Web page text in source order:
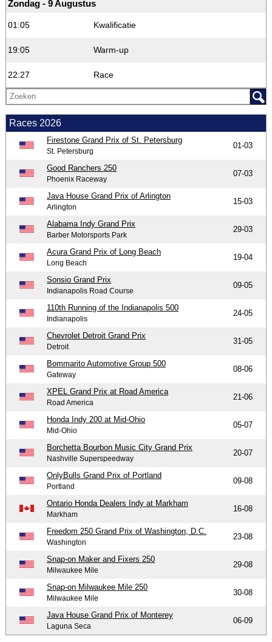
Zondag - 9 Augustus
01:05 Kwalificatie
19:05 Warm-up
22:27 Race
Races 2026
Firestone Grand Prix of St. Petersburg
St. Petersburg
01-03
Good Ranchers 250
Phoenix Raceway
07-03
Java House Grand Prix of Arlington
Arlington
15-03
Alabama Indy Grand Prix
Barber Motorsports Park
29-03
Acura Grand Prix of Long Beach
Long Beach
19-04
Sonsio Grand Prix
Indianapolis Road Course
09-05
110th Running of the Indianapolis 500
Indianapolis
24-05
Chevrolet Detroit Grand Prix
Detroit
31-05
Bommarito Automotive Group 500
Gateway
08-06
XPEL Grand Prix at Road America
Road America
21-06
Honda Indy 200 at Mid-Ohio
Mid-Ohio
05-07
Borchetta Bourbon Music City Grand Prix
Nashville Superspeedway
20-07
OnlyBulls Grand Prix of Portland
Portland
09-08
Ontario Honda Dealers Indy at Markham
Markham
16-08
Freedom 250 Grand Prix of Washington, D.C.
Washington
23-08
Snap-on Maker and Fixers 250
Milwaukee Mile
29-08
Snap-on Milwaukee Mile 250
Milwaukee Mile
30-08
Java House Grand Prix of Monterey
Laguna Seca
06-09